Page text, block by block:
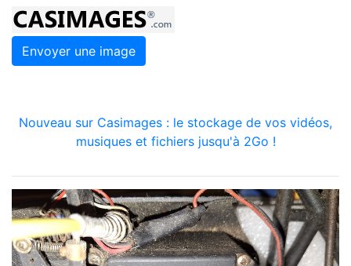
Envoyer une image
Nouveau sur Casimages : le stockage de vos vidéos,
musiques et fichiers jusqu'à 2Go !